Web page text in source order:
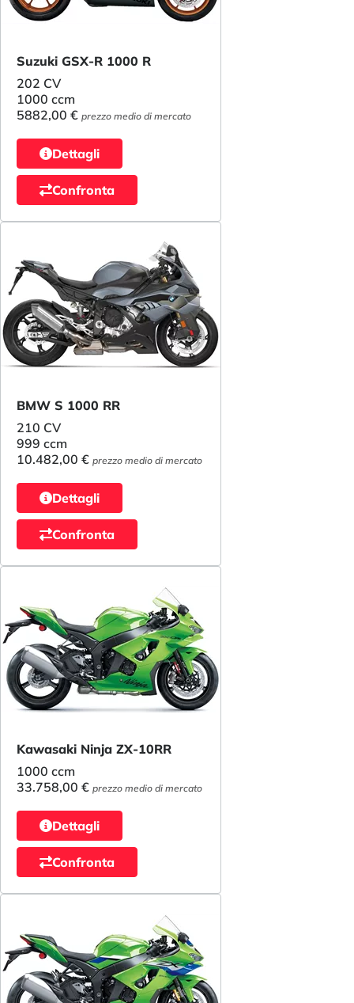
Suzuki GSX-R 1000 R
202 CV
1000 ccm
5882,00 € prezzo medio di mercato
Dettagli
Confronta
BMW S 1000 RR
210 CV
999 ccm
10.482,00 € prezzo medio di mercato
Dettagli
Confronta
Kawasaki Ninja ZX-10RR
1000 ccm
33.758,00 € prezzo medio di mercato
Dettagli
Confronta